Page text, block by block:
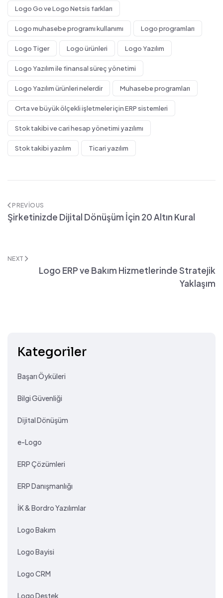
Logo Go ve Logo Netsis farkları
Logo muhasebe programı kullanımı Logo programları
Logo Tiger Logo ürünleri Logo Yazılım
Logo Yazılım ile finansal süreç yönetimi
Logo Yazılım ürünleri nelerdir Muhasebe programları
Orta ve büyük ölçekli işletmeler için ERP sistemleri
Stok takibi ve cari hesap yönetimi yazılımı
Stok takibi yazılım Ticari yazılım
PREVIOUS
Şirketinizde Dijital Dönüşüm İçin 20 Altın Kural
NEXT
Logo ERP ve Bakım Hizmetlerinde Stratejik
Yaklaşım
Kategoriler
Başarı Öyküleri
Bilgi Güvenliği
Dijital Dönüşüm
e-Logo
ERP Çözümleri
ERP Danışmanlığı
İK & Bordro Yazılımlar
Logo Bakım
Logo Bayisi
Logo CRM
Logo Destek